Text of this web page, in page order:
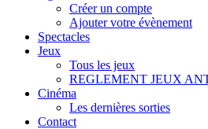
Créer un compte
Ajouter votre évènement
Spectacles
Jeux
Tous les jeux
REGLEMENT JEUX
Cinéma
Les dernières sorties
Contact